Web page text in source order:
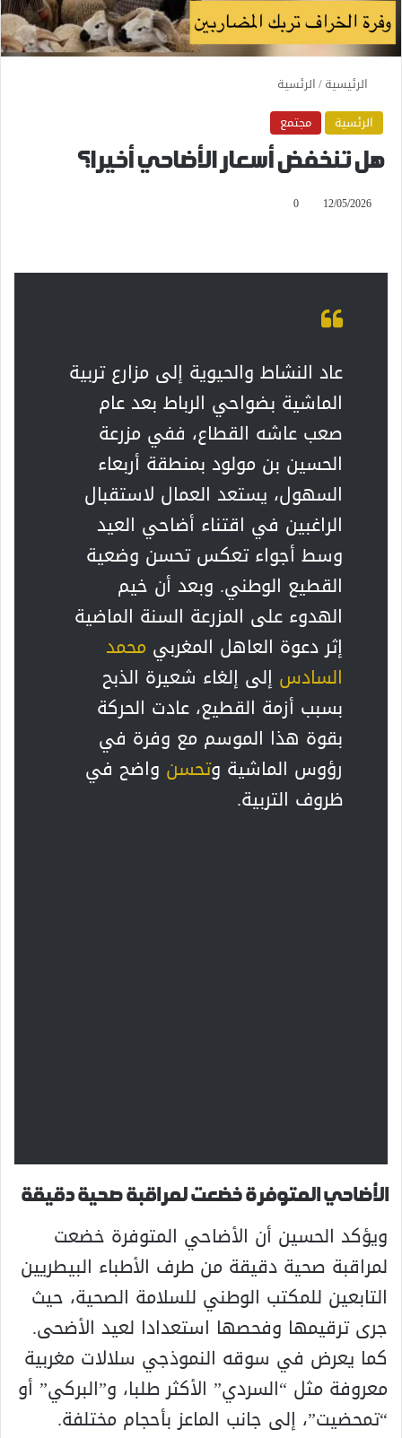
الرئيسية/الرئسية
الرئسية
مجتمع
هل تنخفض أسعار الأضاحي أخيرا؟
12/05/2026
0
عاد النشاط والحيوية إلى مزارع تربية
الماشية بضواحي الرباط بعد عام
صعب عاشه القطاع، ففي مزرعة
الحسين بن مولود بمنطقة أربعاء
السهول، يستعد العمال لاستقبال
الراغبين في اقتناء أضاحي العيد
وسط أجواء تعكس تحسن وضعية
القطيع الوطني. وبعد أن خيم
الهدوء على المزرعة السنة الماضية
إثر دعوة العاهل المغربي محمد
السادس إلى إلغاء شعيرة الذبح
بسبب أزمة القطيع، عادت الحركة
بقوة هذا الموسم مع وفرة في
رؤوس الماشية وتحسن واضح في
ظروف التربية.
الأضاحي المتوفرة خضعت لمراقبة صحية دقيقة
ويؤكد الحسين أن الأضاحي المتوفرة خضعت
لمراقبة صحية دقيقة من طرف الأطباء البيطريين
التابعين للمكتب الوطني للسلامة الصحية، حيث
جرى ترقيمها وفحصها استعدادا لعيد الأضحى.
كما يعرض في سوقه النموذجي سلالات مغربية
معروفة مثل “السردي” الأكثر طلبا، و”البركي” أو
“تمحضيت”، إلى جانب الماعز بأحجام مختلفة.